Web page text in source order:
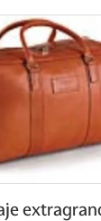
Add to Basket